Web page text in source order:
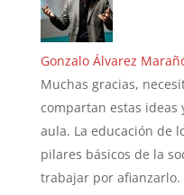
Gonzalo Álvarez
Muchas gracias,
compartan estas ideas
aula. La educación de
pilares básicos de la
trabajar por afianzarlo.